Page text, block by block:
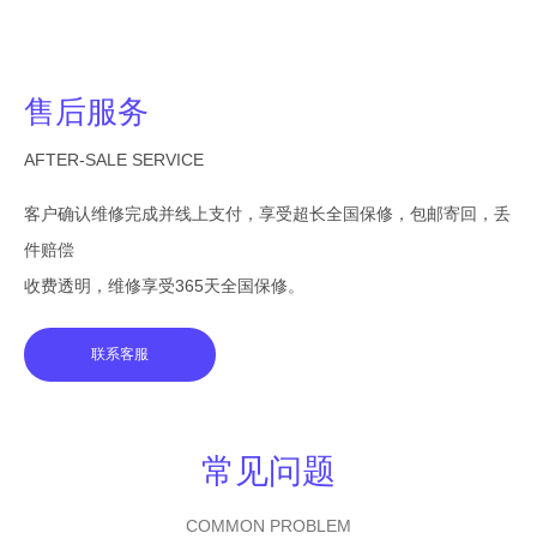
售后服务
AFTER-SALE SERVICE
客户确认维修完成并线上支付，享受超长全国保修，包邮寄回，丢
件赔偿
收费透明，维修享受365天全国保修。
联系客服
常见问题
COMMON PROBLEM